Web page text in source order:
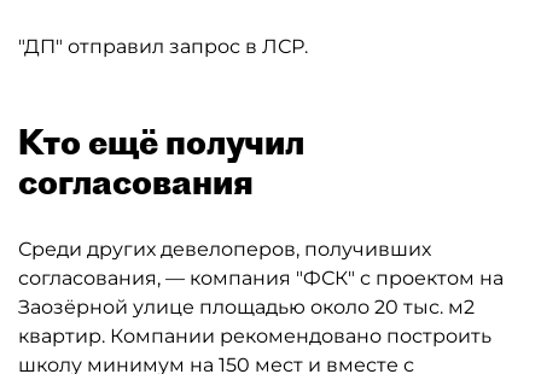
"ДП" отправил запрос в ЛСР.
Кто ещё получил
согласования
Среди других девелоперов, получивших
согласования, — компания "ФСК" с проектом на
Заозёрной улице площадью около 20 тыс. м2
квартир. Компании рекомендовано построить
школу минимум на 150 мест и вместе с